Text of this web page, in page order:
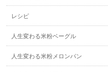
レシピ
人生変わる米粉ベーグル
人生変わる米粉メロンパン